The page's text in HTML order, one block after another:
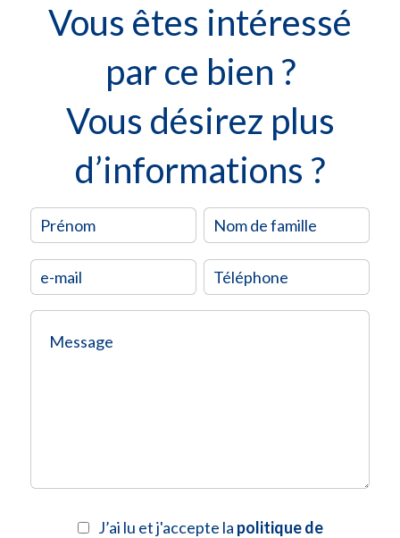
Vous êtes intéressé
par ce bien ?
Vous désirez plus
d’informations ?
J’ai lu et j'accepte la politique de